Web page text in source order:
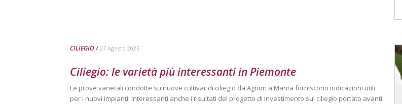
CILIEGIO 27 Agosto 2025
Ciliegio: le varietà più interessanti in Piemonte
Le prove varietali condotte su nuove cultivar di ciliegio da Agrion a Manta forniscono indicazioni utili
per i nuovi impianti. Interessanti anche i risultati del progetto di investimento sul ciliegio portato avanti